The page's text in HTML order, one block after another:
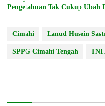
Pengetahuan Tak Cukup Ubah
Cimahi Lanud Husein
SPPG Cimahi Tengah TNI